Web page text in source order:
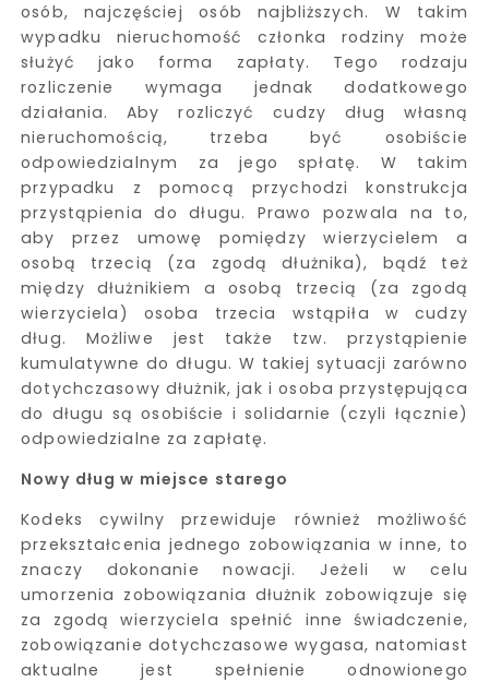
osób, najczęściej osób najbliższych. W takim
wypadku nieruchomość członka rodziny może
służyć jako forma zapłaty. Tego rodzaju
rozliczenie wymaga jednak dodatkowego
działania. Aby rozliczyć cudzy dług własną
nieruchomością, trzeba być osobiście
odpowiedzialnym za jego spłatę. W takim
przypadku z pomocą przychodzi konstrukcja
przystąpienia do długu. Prawo pozwala na to,
aby przez umowę pomiędzy wierzycielem a
osobą trzecią (za zgodą dłużnika), bądź też
między dłużnikiem a osobą trzecią (za zgodą
wierzyciela) osoba trzecia wstąpiła w cudzy
dług. Możliwe jest także tzw. przystąpienie
kumulatywne do długu. W takiej sytuacji zarówno
dotychczasowy dłużnik, jak i osoba przystępująca
do długu są osobiście i solidarnie (czyli łącznie)
odpowiedzialne za zapłatę.
Nowy dług w miejsce starego
Kodeks cywilny przewiduje również możliwość
przekształcenia jednego zobowiązania w inne, to
znaczy dokonanie nowacji. Jeżeli w celu
umorzenia zobowiązania dłużnik zobowiązuje się
za zgodą wierzyciela spełnić inne świadczenie,
zobowiązanie dotychczasowe wygasa, natomiast
aktualne jest spełnienie odnowionego